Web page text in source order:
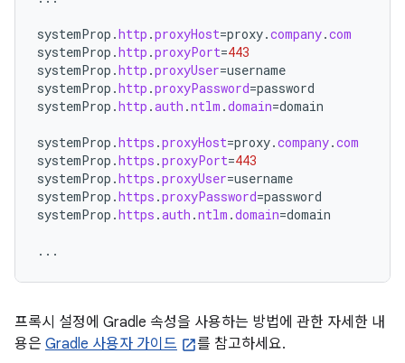
systemProp .http .proxyHost=proxy.company.com
systemProp .http .proxyPort=443
systemProp .http .proxyUser=username
systemProp .http .proxyPassword=password
systemProp .http .auth .ntlm .domain=domain
systemProp .https .proxyHost=proxy.company.com
systemProp .https .proxyPort=443
systemProp .https .proxyUser=username
systemProp .https .proxyPassword=password
systemProp .https .auth .ntlm .domain=domain
...
프록시 설정에 Gradle 속성을 사용하는 방법에 관한 자세한 내
용은 Gradle 사용자 가이드 를 참고하세요.